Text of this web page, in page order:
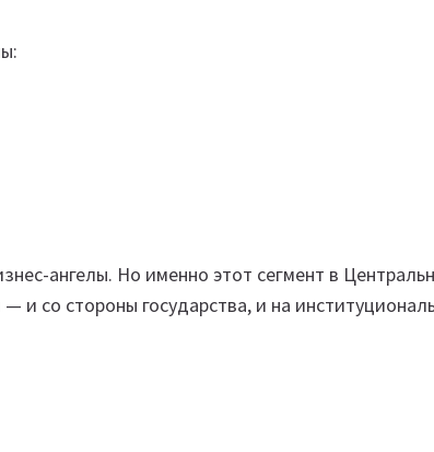
ангелы. Но именно этот сегмент в
и со стороны государства, и на